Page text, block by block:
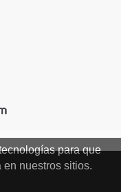
para que
nuestros sitios.